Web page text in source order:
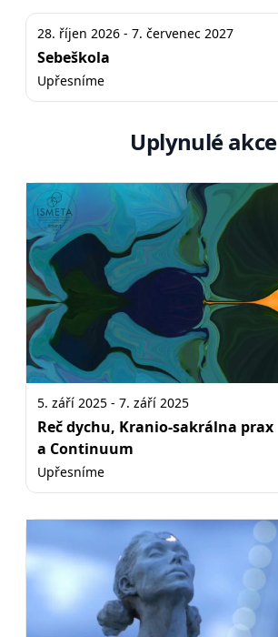
28. říjen 2026 - 7. červenec 2027
Sebeškola
Upřesníme
Uplynulé akce
5. září 2025 - 7. září 2025
Reč dychu, Kranio-sakrálna prax
a Continuum
Upřesníme